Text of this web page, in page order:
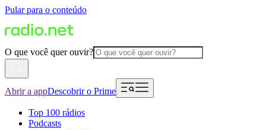
Pular para o conteúdo
O que você quer ouvir?
Abrir a appDescobrir o Prime
Top 100 rádios
Podcasts